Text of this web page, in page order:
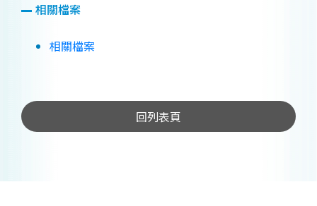
相關檔案
相關檔案
回列表頁